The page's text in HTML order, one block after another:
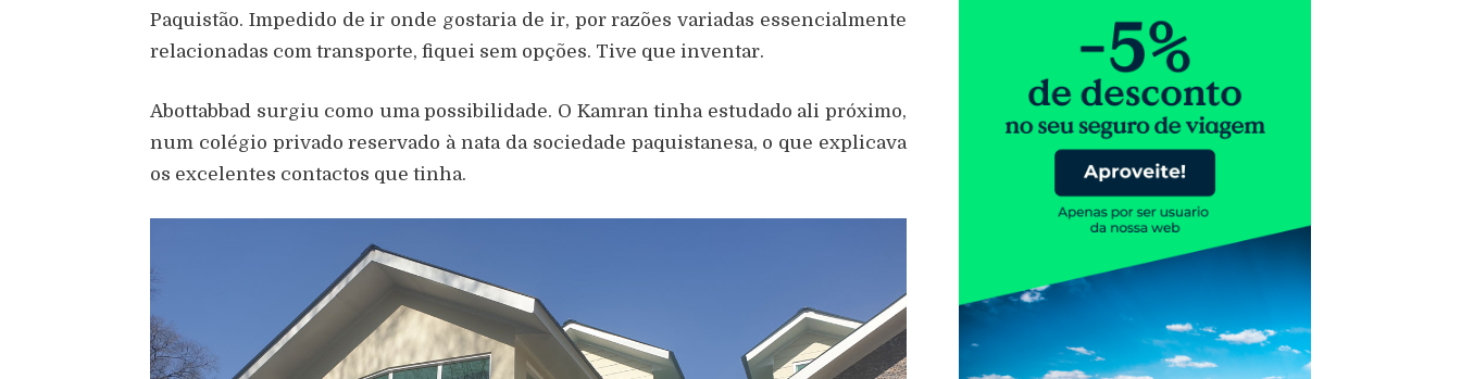
Paquistão. Impedido de ir onde gostaria de ir, por razões variadas essencialmente
relacionadas com transporte, fiquei sem opções. Tive que inventar.
Abottabbad surgiu como uma possibilidade. O Kamran tinha estudado ali próximo,
num colégio privado reservado à nata da sociedade paquistanesa, o que explicava
os excelentes contactos que tinha.